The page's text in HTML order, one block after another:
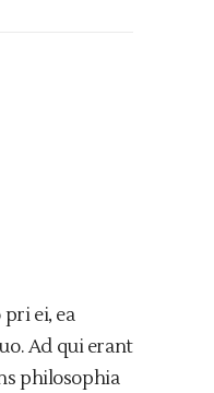
ei, ea
Ad qui erant
philosophia